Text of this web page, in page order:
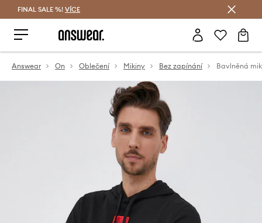
FINAL SALE %! VÍCE
Answear On Oblečení Mikiny Bez zapínání